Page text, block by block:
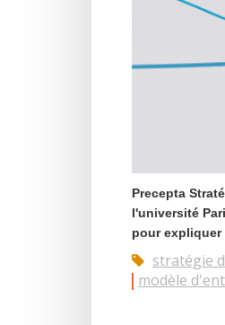
Precepta
l'université
pour expliquer
stratégie
modèle